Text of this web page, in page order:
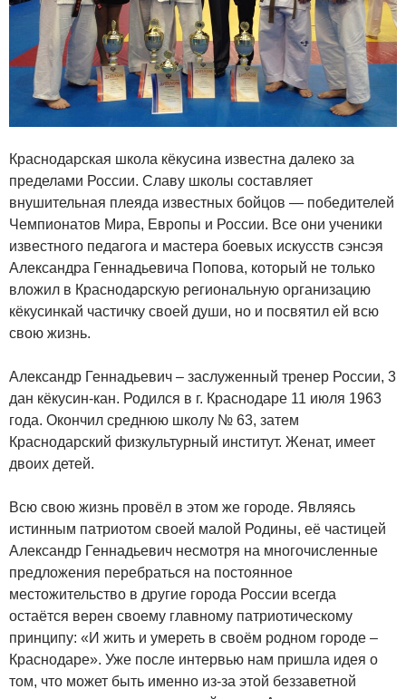
Краснодарская школа кёкусина известна далеко за
пределами России. Славу школы составляет
внушительная плеяда известных бойцов — победителей
Чемпионатов Мира, Европы и России. Все они ученики
известного педагога и мастера боевых искусств сэнсэя
Александра Геннадьевича Попова, который не только
вложил в Краснодарскую региональную организацию
кёкусинкай частичку своей души, но и посвятил ей всю
свою жизнь.
Александр Геннадьевич – заслуженный тренер России, 3
дан кёкусин-кан. Родился в г. Краснодаре 11 июля 1963
года. Окончил среднюю школу № 63, затем
Краснодарский физкультурный институт. Женат, имеет
двоих детей.
Всю свою жизнь провёл в этом же городе. Являясь
истинным патриотом своей малой Родины, её частицей
Александр Геннадьевич несмотря на многочисленные
предложения перебраться на постоянное
местожительство в другие города России всегда
остаётся верен своему главному патриотическому
принципу: «И жить и умереть в своём родном городе –
Краснодаре». Уже после интервью нам пришла идея о
том, что может быть именно из-за этой беззаветной